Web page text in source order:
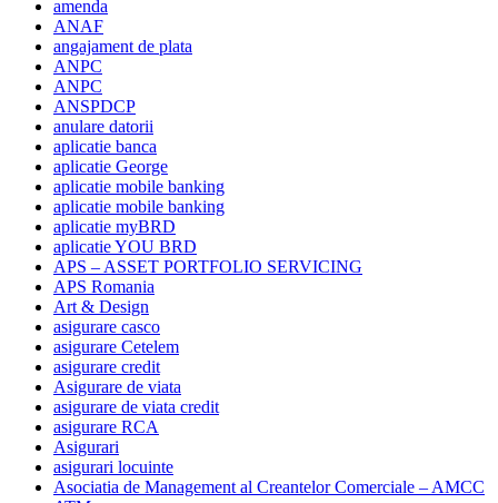
amenda
ANAF
angajament de plata
ANPC
ANPC
ANSPDCP
anulare datorii
aplicatie banca
aplicatie George
aplicatie mobile banking
aplicatie mobile banking
aplicatie myBRD
aplicatie YOU BRD
APS – ASSET PORTFOLIO SERVICING
APS Romania
Art & Design
asigurare casco
asigurare Cetelem
asigurare credit
Asigurare de viata
asigurare de viata credit
asigurare RCA
Asigurari
asigurari locuinte
Asociatia de Management al Creantelor Comerciale – AMCC